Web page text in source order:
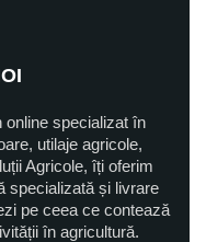
online specializat în
utilaje agricole,
Agricole, îți oferim
specializată și livrare
pe ceea ce contează
în agricultură.